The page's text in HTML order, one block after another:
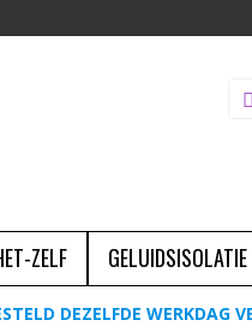
ZELF
DEZELFDE WERKDAG